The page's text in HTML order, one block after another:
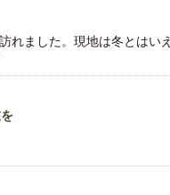
れました。現地は冬とは